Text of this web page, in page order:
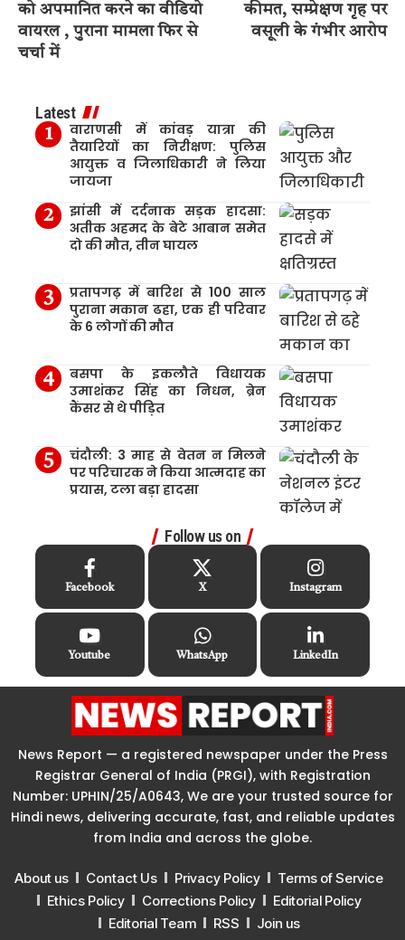
को अपमानित करने का वीडियो
वायरल , पुराना मामला फिर से
चर्चा में
कीमत, सम्प्रेक्षण गृह पर
वसूली के गंभीर आरोप
Latest
वाराणसी में कांवड़ यात्रा की
तैयारियों का निरीक्षण: पुलिस
आयुक्त व जिलाधिकारी ने लिया
जायजा
झांसी में दर्दनाक सड़क हादसा:
अतीक अहमद के बेटे आबान समेत
दो की मौत, तीन घायल
प्रतापगढ़ में बारिश से 100 साल
पुराना मकान ढहा, एक ही परिवार
के 6 लोगों की मौत
बसपा के इकलौते विधायक
उमाशंकर सिंह का निधन, ब्रेन
कैंसर से थे पीड़ित
चंदौली: 3 माह से वेतन न मिलने
पर परिचारक ने किया आत्मदाह का
प्रयास, टला बड़ा हादसा
Follow us on
Facebook X Instagram
Youtube WhatsApp LinkedIn
News Report — a registered newspaper under the Press
Registrar General of India (PRGI), with Registration
Number: UPHIN/25/A0643, We are your trusted source for
Hindi news, delivering accurate, fast, and reliable updates
from India and across the globe.
About us Contact Us Privacy Policy
Terms of Service
Ethics Policy
Corrections Policy
Editorial Policy
Editorial Team
RSS Join us